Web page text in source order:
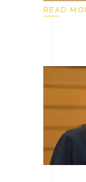
READ